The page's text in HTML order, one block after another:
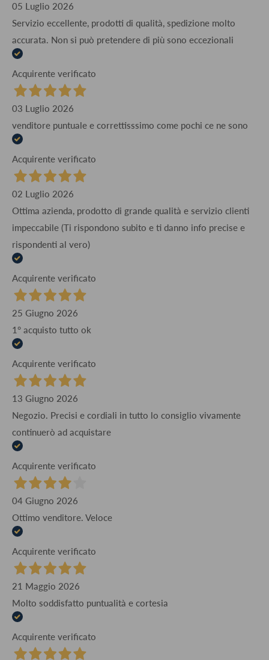
05 Luglio 2026
Servizio eccellente, prodotti di qualità, spedizione molto
accurata. Non si può pretendere di più sono eccezionali
Acquirente verificato
03 Luglio 2026
venditore puntuale e correttisssimo come pochi ce ne sono
Acquirente verificato
02 Luglio 2026
Ottima azienda, prodotto di grande qualità e servizio clienti
impeccabile (Ti rispondono subito e ti danno info precise e
rispondenti al vero)
Acquirente verificato
25 Giugno 2026
1° acquisto tutto ok
Acquirente verificato
13 Giugno 2026
Negozio. Precisi e cordiali in tutto lo consiglio vivamente
continuerò ad acquistare
Acquirente verificato
04 Giugno 2026
Ottimo venditore. Veloce
Acquirente verificato
21 Maggio 2026
Molto soddisfatto puntualità e cortesia
Acquirente verificato